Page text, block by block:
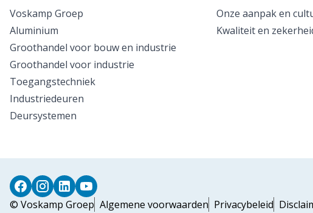
Voskamp Groep
Aluminium
Groothandel voor bouw en industrie
Groothandel voor industrie
Toegangstechniek
Industriedeuren
Deursystemen
Onze aanpak en
Kwaliteit en
© Voskamp Groep Algemene voorwaarden Privacybeleid